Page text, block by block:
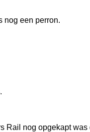
nog een perron.
Rail nog opgekapt